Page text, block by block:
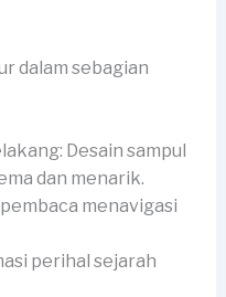
dalam sebagian
Desain sampul
dan menarik.
menavigasi
perihal sejarah